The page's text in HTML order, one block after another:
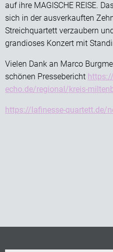
auf ihre MAGISCHE REISE.
sich in der ausverkauften
Streichquartett verzaubern
grandioses Konzert mit
Vielen Dank an Marco
schönen Pressebericht
echo.de/regional/kreis-
https://lafinesse-quartett.de/